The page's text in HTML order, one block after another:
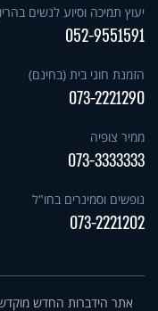
יעוץ תמיכה וסיוע לנשים
052-9551591
הזמנת חוגי בית (בחינם)
073-2221290
ממיר צופיה
073-3333333
נופשים וסמינרים בחו"ל
073-2221202
אתר הידברות החדש מוקדש